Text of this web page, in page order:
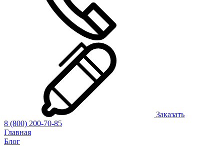
Заказать
8 (800) 200-70-85
Главная
Блог